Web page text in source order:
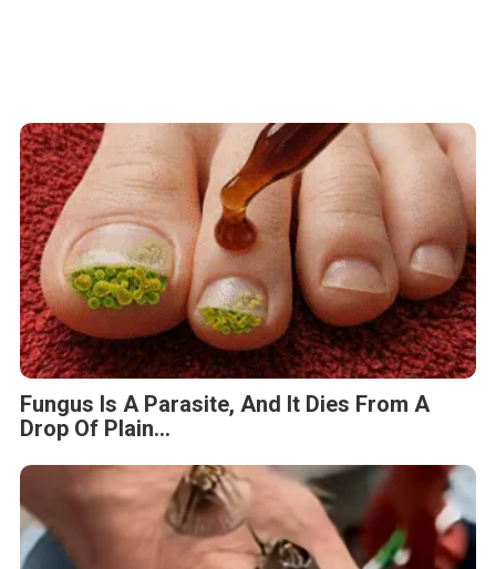
Fungus Is A Parasite, And It Dies From A
Drop Of Plain...